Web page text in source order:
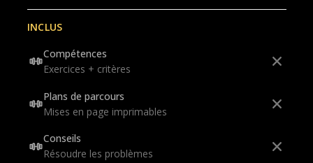
INCLUS
Compétences
Exercices + critères
Plans de parcours
Mises en page imprimables
Conseils
Résoudre les problèmes